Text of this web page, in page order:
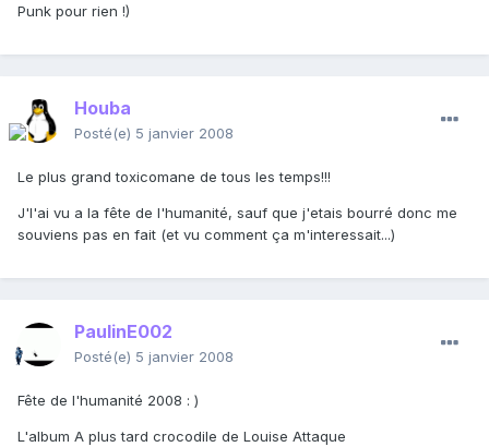
Punk pour rien !)
Houba
Posté(e) 5 janvier 2008
Le plus grand toxicomane de tous les temps!!!
J'l'ai vu a la fête de l'humanité, sauf que j'etais bourré donc me
souviens pas en fait (et vu comment ça m'interessait...)
PaulinE002
Posté(e) 5 janvier 2008
Fête de l'humanité 2008 : )
L'album A plus tard crocodile de Louise Attaque